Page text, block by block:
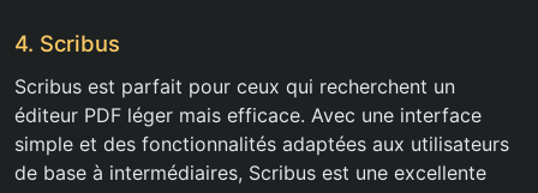
4. Scribus
Scribus est parfait pour ceux qui recherchent un
éditeur PDF léger mais efficace. Avec une interface
simple et des fonctionnalités adaptées aux utilisateurs
de base à intermédiaires, Scribus est une excellente